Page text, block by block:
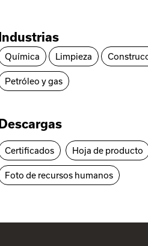
Industrias
Química Limpieza
Petróleo y gas
Descargas
Certificados Hoja de producto
Foto de recursos humanos